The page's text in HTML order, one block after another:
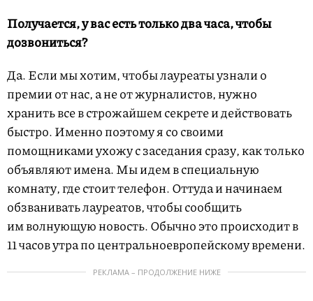
Получается, у вас есть только два часа, чтобы
дозвониться?
Да. Если мы хотим, чтобы лауреаты узнали о
премии от нас, а не от журналистов, нужно
хранить все в строжайшем секрете и действовать
быстро. Именно поэтому я со своими
помощниками ухожу с заседания сразу, как только
объявляют имена. Мы идем в специальную
комнату, где стоит телефон. Оттуда и начинаем
обзванивать лауреатов, чтобы сообщить
им волнующую новость. Обычно это происходит в
11 часов утра по центральноевропейскому времени.
РЕКЛАМА – ПРОДОЛЖЕНИЕ НИЖЕ